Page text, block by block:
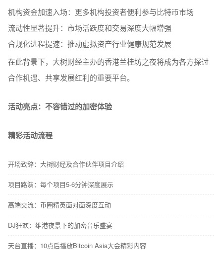
机构资金加速入场：更多机构投资者便利参与比特币市场
流动性显著提升：市场活跃度和交易深度大幅增强
合规化进程提速：推动虚拟资产行业健康规范发展
在此背景下，大树财经主办的香港兰桂坊之夜将成为各方探讨
合作机遇、共享发展红利的重要平台。
活动亮点：不容错过的加密体验
精彩活动流程
开场致辞：大树财经及合作伙伴项目介绍
项目路演：每个项目5-6分钟深度展示
高端交流：币圈精英面对面深度互动
DJ狂欢：维港夜景下的加密音乐盛宴
天台直播：10点后播放Bitcoin Asia大会精彩内容